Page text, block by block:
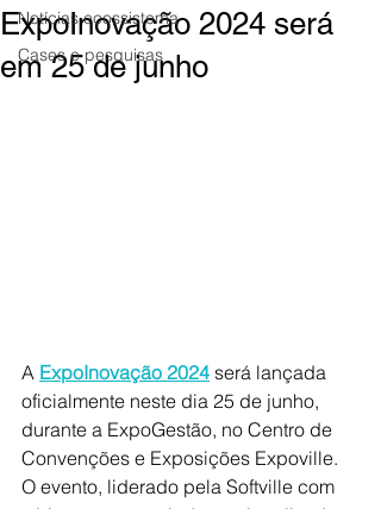
Notícias ecossistema
Cases e pesquisas
ExpoInovação 2024 será
em 25 de junho
A ExpoInovação 2024 será lançada
oficialmente neste dia 25 de junho,
durante a ExpoGestão, no Centro de
Convenções e Exposições Expoville.
O evento, liderado pela Softville com